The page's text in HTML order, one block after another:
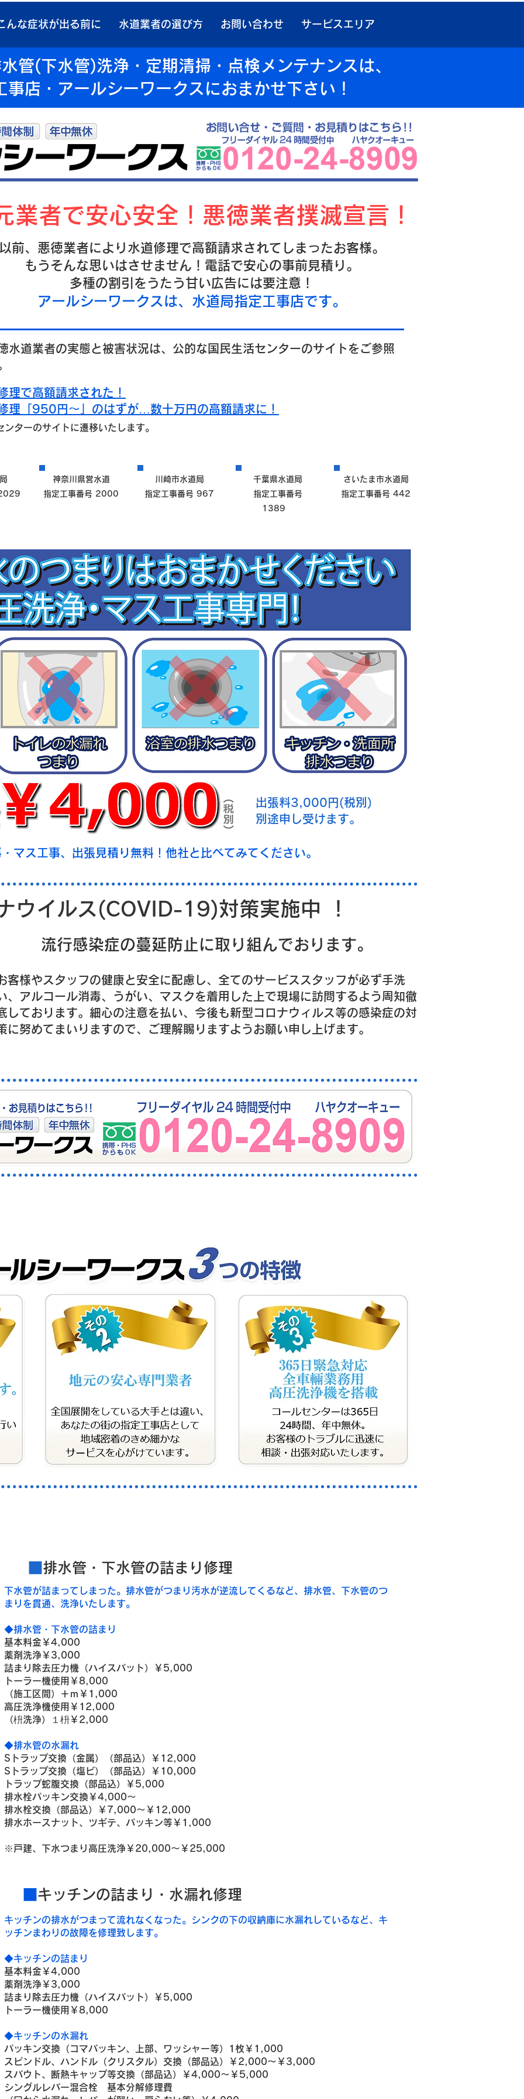
んな症状が出る前に 水道業者の選び方 お問い合わせ サービスエリア
管(下水管)洗浄・定期清掃・点検メンテナンスは、
事店・アールシーワークスにおまかせ下さい！
業者で安心安全！悪徳業者撲滅宣言！
前、悪徳業者により水道修理で高額請求されてしまったお客様。
もうそんな思いはさせません！電話で安心の事前見積り。
多種の割引をうたう甘い広告には要注意！
​アールシーワークスは、水道局指定工事店です。
水道業者の実態と被害状況は、公的な国民生活センターのサイトをご参照
理で高額請求された！
理「950円～」のはずが…数十万円の高額請求に！
ターのサイトに遷移いたします。
神奈川県営水道
指定工事番号 2000
川崎市水道局
指定工事番号 967
千葉県水道局
指定工事番号
1389
さいたま市水道局
指定工事番号 442
​出張料3,000円(税別)
別途申し受けます。
マス工事、出張見積り無料！他社と比べてみてください。
ウイルス(COVID-19)対策実施中 ！
流行感染症の蔓延防止に取り組んでおります。
客様やスタッフの健康と安全に配慮し、全てのサービススタッフが必ず手洗
、アルコール消毒、うがい、マスクを着用した上で現場に訪問するよう周知徹
しております。細心の注意を払い、今後も新型コロナウィルス等の感染症の対
に努めてまいりますので、ご理解賜りますようお願い申し上げます。
排水管・下水管の詰まり修理
下水管が詰まってしまった。排水管がつまり汚水が逆流してくるなど、排水管、下水管のつ
まりを貫通、洗浄いたします。
◆排水管・下水管の詰まり
基本料金￥4,000
薬剤洗浄￥3,000
詰まり除去圧力機（ハイスパット）￥5,000
トーラー機使用￥8,000
（施工区間）＋ｍ￥1,000
高圧洗浄機使用￥12,000
（枡洗浄）１枡￥2,000
◆排水管の水漏れ
Sトラップ交換（金属）（部品込）￥12,000
Sトラップ交換（塩ビ）（部品込）￥10,000
トラップ蛇腹交換（部品込）￥5,000
排水栓パッキン交換￥4,000～
排水栓交換（部品込）￥7,000～￥12,000
排水ホースナット、ツギテ、パッキン等￥1,000
※戸建、下水つまり高圧洗浄￥20,000～￥25,000
キッチンの詰まり・水漏れ修理
キッチンの排水がつまって流れなくなった。シンクの下の収納庫に水漏れしているなど、キ
ッチンまわりの故障を修理致します。
◆キッチンの詰まり
基本料金￥4,000
薬剤洗浄￥3,000
詰まり除去圧力機（ハイスパット）￥5,000
トーラー機使用￥8,000
◆キッチンの水漏れ
パッキン交換（コマパッキン、上部、ワッシャー等）1枚￥1,000
スピンドル、ハンドル（クリスタル）交換（部品込）￥2,000～￥3,000
スパウト、断熱キャップ等交換（部品込）￥4,000～￥5,000
シングルレバー混合栓 基本分解修理費